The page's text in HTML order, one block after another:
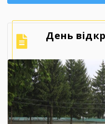
День